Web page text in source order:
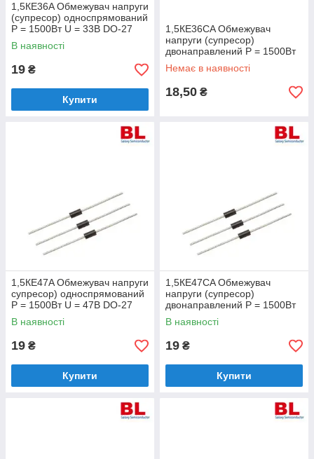
1,5КЕ36A Обмежувач напруги
(супресор) односпрямований
Р = 1500Вт U = 33В DO-27
В наявності
19 ₴
Купити
1,5КЕ36СA Обмежувач
напруги (супресор)
двонаправлений Р = 1500Вт
U = 36В DO-27
Немає в наявності
18,50 ₴
1,5КЕ47A Обмежувач напруги
супресор) односпрямований
Р = 1500Вт U = 47В DO-27
В наявності
19 ₴
Купити
1,5КЕ47CA Обмежувач
напруги (супресор)
двонаправлений Р = 1500Вт
U = 47В DO-27
В наявності
19 ₴
Купити